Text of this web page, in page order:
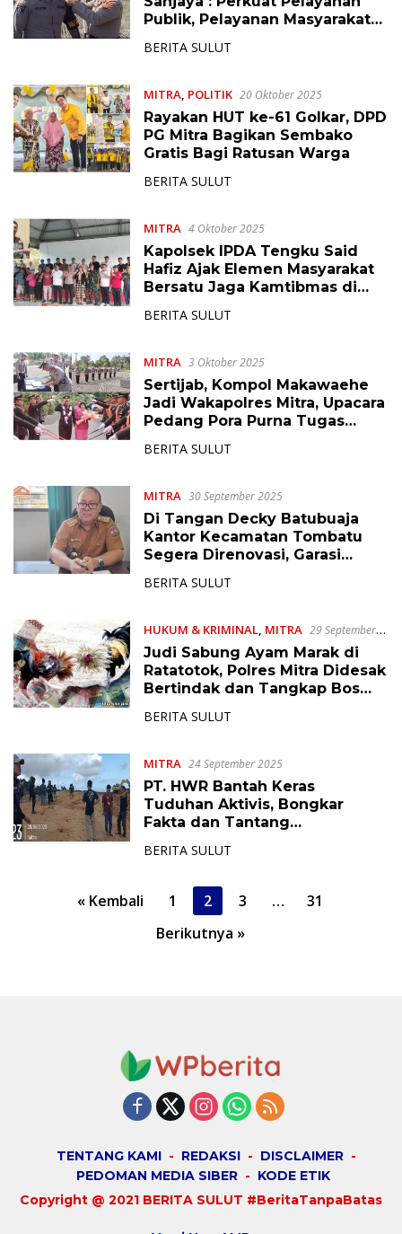
Publik, Pelayanan Masyarakat
Humanis
BERITA SULUT
MITRA, POLITIK 20 Oktober 2025
Rayakan HUT ke-61 Golkar, DPD
PG Mitra Bagikan Sembako
Gratis Bagi Ratusan Warga
BERITA SULUT
MITRA 4 Oktober 2025
Kapolsek IPDA Tengku Said
Hafiz Ajak Elemen Masyarakat
Bersatu Jaga Kamtibmas di
BERITA SULUT
MITRA 3 Oktober 2025
Sertijab, Kompol Makawaehe
Jadi Wakapolres Mitra, Upacara
Pedang Pora Purna Tugas
BERITA SULUT
MITRA 30 September 2025
Di Tangan Decky Batubuaja
Kantor Kecamatan Tombatu
Segera Direnovasi, Garasi
BERITA SULUT
HUKUM & KRIMINAL, MITRA 29 September
2025
Judi Sabung Ayam Marak di
Ratatotok, Polres Mitra Didesak
Bertindak dan Tangkap Bos
BERITA SULUT
MITRA 24 September 2025
PT. HWR Bantah Keras
Tuduhan Aktivis, Bongkar
Fakta dan Tantang
BERITA SULUT
« Kembali 1 2 3 …
31
Berikutnya »
TENTANG KAMI REDAKSI
DISCLAIMER
PEDOMAN MEDIA SIBER
KODE ETIK
Copyright @ 2021 BERITA SULUT #BeritaTanpaBatas